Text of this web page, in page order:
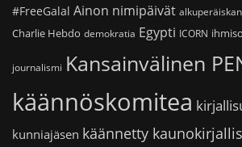
#FreeGalal Ainon nimipäivät
Charlie Hebdo demokratia Egypti ICORN
journalismi Kansainvälinen
käännöskomitea
kunniajäsen käännetty